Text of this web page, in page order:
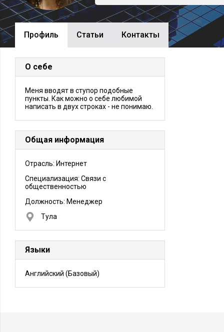
Профиль Cтатьи Контакты
О себе
Меня вводят в ступор подобные
пункты. Как можно о себе любимой
написать в двух строках - не понимаю.
Общая информация
Отрасль: Интернет
Специализация: Связи с
общественностью
Должность: Менеджер
Тула
Языки
Английский (Базовый)